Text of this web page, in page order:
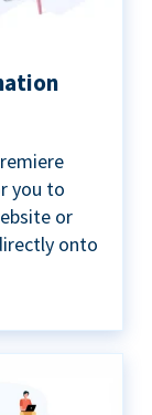
you to
or
onto